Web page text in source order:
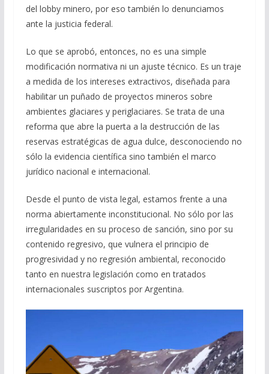
del lobby minero, por eso también lo denunciamos
ante la justicia federal.
Lo que se aprobó, entonces, no es una simple
modificación normativa ni un ajuste técnico. Es un traje
a medida de los intereses extractivos, diseñada para
habilitar un puñado de proyectos mineros sobre
ambientes glaciares y periglaciares. Se trata de una
reforma que abre la puerta a la destrucción de las
reservas estratégicas de agua dulce, desconociendo no
sólo la evidencia científica sino también el marco
jurídico nacional e internacional.
Desde el punto de vista legal, estamos frente a una
norma abiertamente inconstitucional. No sólo por las
irregularidades en su proceso de sanción, sino por su
contenido regresivo, que vulnera el principio de
progresividad y no regresión ambiental, reconocido
tanto en nuestra legislación como en tratados
internacionales suscriptos por Argentina.